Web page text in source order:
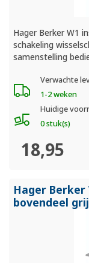
Hager Berker W1
schakeling
samenstelling
Verwachte
1-2 weken
Huidige
0 stuk(s)
18,95
Hager Berker
bovendeel